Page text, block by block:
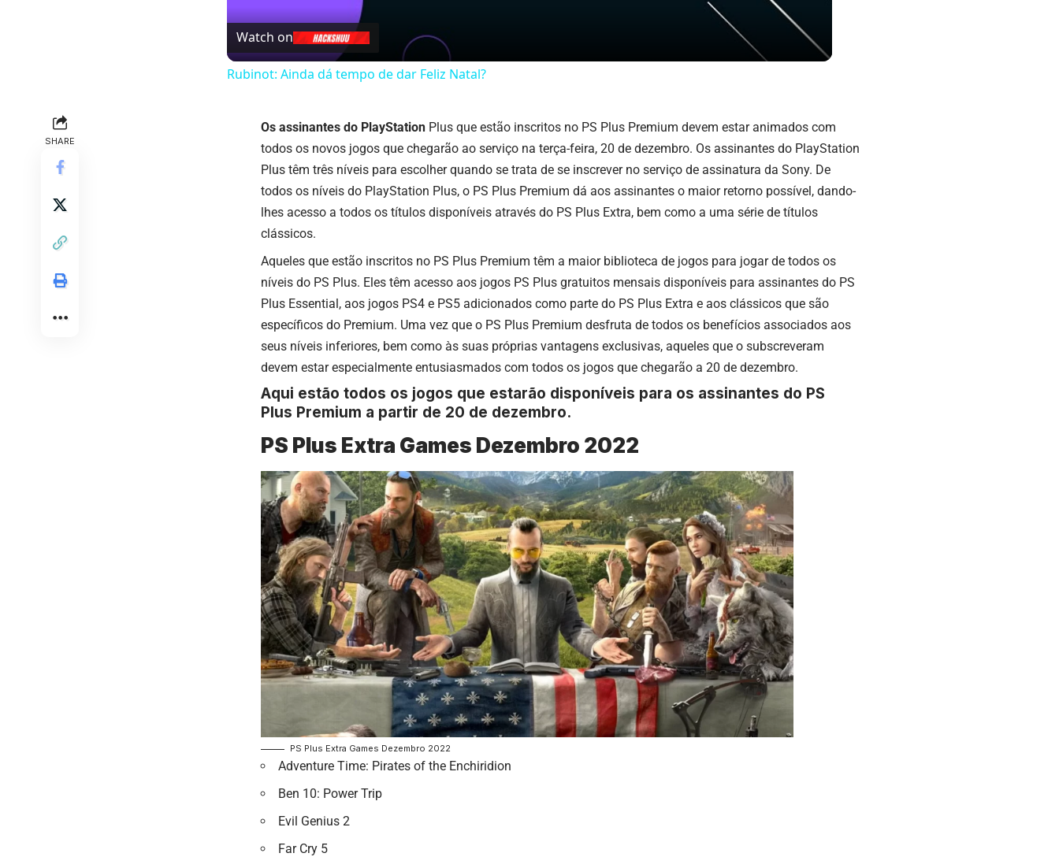
Watch on
Rubinot: Ainda dá tempo de dar Feliz Natal?
SHARE
Os assinantes do PlayStation Plus que estão inscritos no PS Plus Premium devem estar animados com
todos os novos jogos que chegarão ao serviço na terça-feira, 20 de dezembro. Os assinantes do PlayStation
Plus têm três níveis para escolher quando se trata de se inscrever no serviço de assinatura da Sony. De
todos os níveis do PlayStation Plus, o PS Plus Premium dá aos assinantes o maior retorno possível, dando-
lhes acesso a todos os títulos disponíveis através do PS Plus Extra, bem como a uma série de títulos
clássicos.
Aqueles que estão inscritos no PS Plus Premium têm a maior biblioteca de jogos para jogar de todos os
níveis do PS Plus. Eles têm acesso aos jogos PS Plus gratuitos mensais disponíveis para assinantes do PS
Plus Essential, aos jogos PS4 e PS5 adicionados como parte do PS Plus Extra e aos clássicos que são
específicos do Premium. Uma vez que o PS Plus Premium desfruta de todos os benefícios associados aos
seus níveis inferiores, bem como às suas próprias vantagens exclusivas, aqueles que o subscreveram
devem estar especialmente entusiasmados com todos os jogos que chegarão a 20 de dezembro.
Aqui estão todos os jogos que estarão disponíveis para os assinantes do PS
Plus Premium a partir de 20 de dezembro.
PS Plus Extra Games Dezembro 2022
PS Plus Extra Games Dezembro 2022
Adventure Time: Pirates of the Enchiridion
Ben 10: Power Trip
Evil Genius 2
Far Cry 5